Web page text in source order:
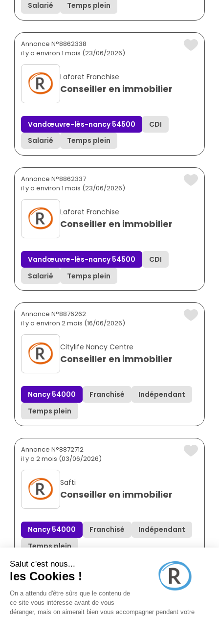
Salarié
Temps plein
Annonce N°8862338
il y a environ 1 mois (23/06/2026)
Laforet Franchise
Conseiller en immobilier
Vandœuvre-lès-nancy 54500
CDI
Salarié
Temps plein
Annonce N°8862337
il y a environ 1 mois (23/06/2026)
Laforet Franchise
Conseiller en immobilier
Vandœuvre-lès-nancy 54500
CDI
Salarié
Temps plein
Annonce N°8876262
il y a environ 2 mois (16/06/2026)
Citylife Nancy Centre
Conseiller en immobilier
Nancy 54000 Franchisé
Indépendant
Temps plein
Annonce N°8872712
il y a 2 mois (03/06/2026)
Safti
Conseiller en immobilier
Nancy 54000 Franchisé
Indépendant
Temps plein
il y a 5 mois (13/03/2026)